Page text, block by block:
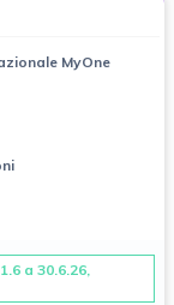
MyOne
a 30.6.26,